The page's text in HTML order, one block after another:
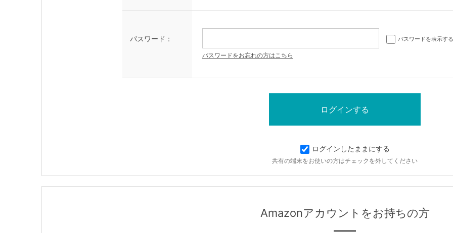
パスワード： パスワードを表示する
パスワードをお忘れの方はこちら
ログインしたままにする
共有の端末をお使いの方はチェックを外してください
Amazonアカウントをお持ちの方